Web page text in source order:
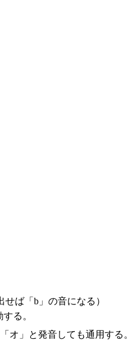
ば「b」の音になる）
る。
オ」と発音しても通用する。